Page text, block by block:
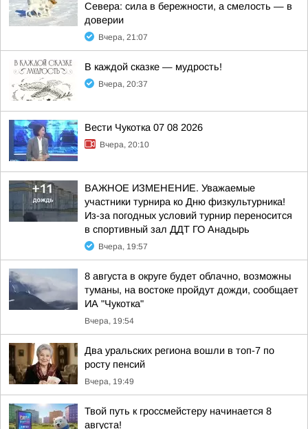
Севера: сила в бережности, а смелость — в
доверии
Вчера, 21:07
В каждой сказке — мудрость!
Вчера, 20:37
Вести Чукотка 07 08 2026
Вчера, 20:10
ВАЖНОЕ ИЗМЕНЕНИЕ. Уважаемые
участники турнира ко Дню физкультурника!
Из-за погодных условий турнир переносится
в спортивный зал ДДТ ГО Анадырь
Вчера, 19:57
8 августа в округе будет облачно, возможны
туманы, на востоке пройдут дожди, сообщает
ИА "Чукотка"
Вчера, 19:54
Два уральских региона вошли в топ-7 по
росту пенсий
Вчера, 19:49
Твой путь к гроссмейстеру начинается 8
августа!